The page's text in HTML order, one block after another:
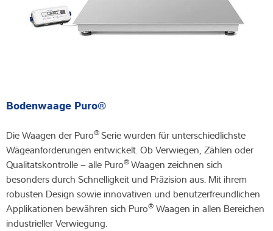
Bodenwaage Puro®
Die Waagen der Puro®Serie wurden für unterschiedlichste
Wägeanforderungen entwickelt. Ob Verwiegen, Zählen oder
Qualitatskontrolle – alle Puro®Waagen zeichnen sich
besonders durch Schnelligkeit und Präzision aus. Mit ihrem
robusten Design sowie innovativen und benutzerfreundlichen
Applikationen bewähren sich Puro® Waagen in allen Bereichen
industrieller Verwiegung.